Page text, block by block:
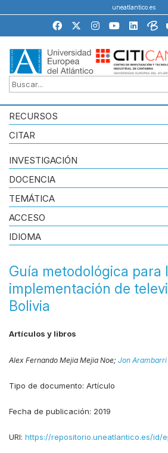
uneatlantico.es
RECURSOS
CITAR
Guía metodológica para
implementación de
Bolivia
Artículos y libros
Alex Fernando Mejia Mejia Noe; Jon Arambarri
Tipo de documento: Artículo
Fecha de publicación: 2019
URI: https://repositorio.uneatlantico.es/id/
INVESTIGACIÓN
DOCENCIA
TEMÁTICA
ACCESO
IDIOMA